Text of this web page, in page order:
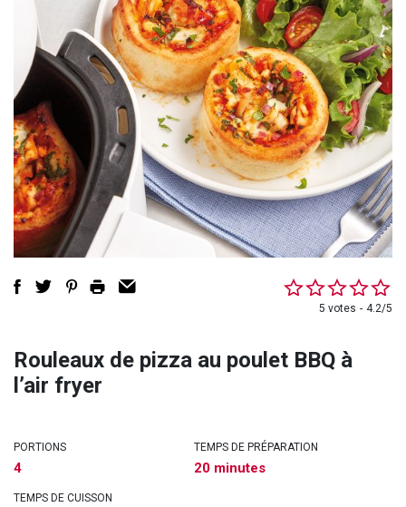
5 votes 4.2/5
Rouleaux de pizza au poulet BBQ à
l’air fryer
PORTIONS
4
TEMPS DE PRÉPARATION
20 minutes
TEMPS DE CUISSON